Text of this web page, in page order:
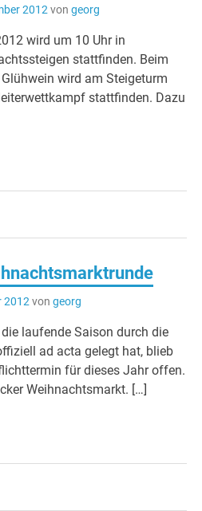
2012 von georg
wird um 10 Uhr in
stattfinden. Beim
wird am Steigeturm
stattfinden. Dazu
2012 von georg
laufende Saison durch die
ad acta gelegt hat, blieb
für dieses Jahr offen.
Weihnachtsmarkt. […]